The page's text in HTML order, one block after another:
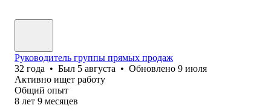
Руководитель группы прямых продаж
32 года • Был 5 августа • Обновлено 9 июля
Активно ищет работу
Общий опыт
8 лет 9 месяцев